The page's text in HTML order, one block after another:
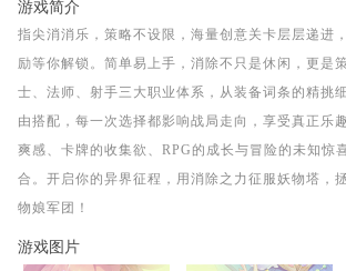
游戏简介
指尖消消乐，策略不设限，海量创意关卡层层递进
励等你解锁。简单易上手，消除不只是休闲，更是
士、法师、射手三大职业体系，从装备词条的精挑
由搭配，每一次选择都影响战局走向，享受真正乐
爽感、卡牌的收集欲、RPG的成长与冒险的未知惊
合。开启你的异界征程，用消除之力征服妖物塔，
物娘军团！
游戏图片